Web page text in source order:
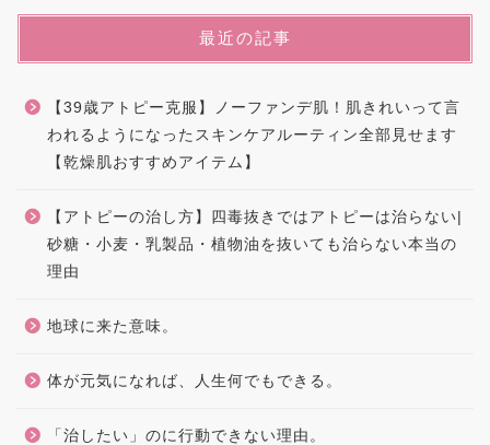
最近の記事
【39歳アトピー克服】ノーファンデ肌！肌きれいって言
われるようになったスキンケアルーティン全部見せます
【乾燥肌おすすめアイテム】
【アトピーの治し方】四毒抜きではアトピーは治らない|
砂糖・小麦・乳製品・植物油を抜いても治らない本当の
理由
地球に来た意味。
体が元気になれば、人生何でもできる。
「治したい」のに行動できない理由。